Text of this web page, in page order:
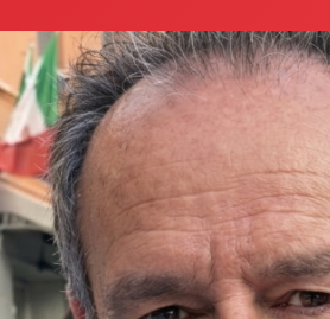
di Più
Valeria